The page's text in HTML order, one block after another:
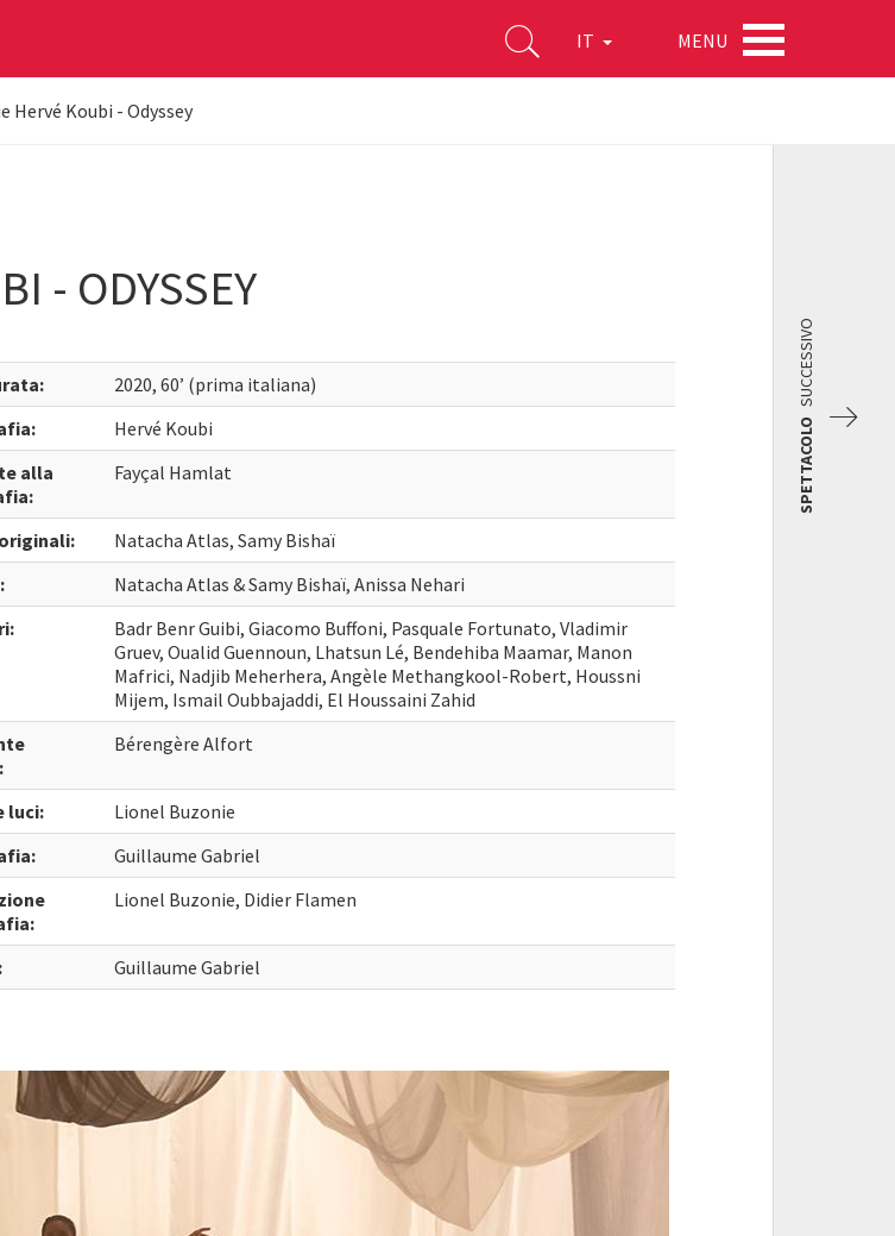
IT MENU
Hervé Koubi - Odyssey
- ODYSSEY
2020, 60’ (prima italiana)
Hervé Koubi
alla
Fayçal Hamlat
Natacha Atlas, Samy Bishaï
Natacha Atlas & Samy Bishaï, Anissa Nehari
Badr Benr Guibi, Giacomo Buffoni, Pasquale Fortunato, Vladimir
Gruev, Oualid Guennoun, Lhatsun Lé, Bendehiba Maamar, Manon
Mafrici, Nadjib Meherhera, Angèle Methangkool-Robert, Houssni
Mijem, Ismail Oubbajaddi, El Houssaini Zahid
Bérengère Alfort
luci:
Lionel Buzonie
Guillaume Gabriel
Lionel Buzonie, Didier Flamen
Guillaume Gabriel
SPETTACOLO
SUCCESSIVO